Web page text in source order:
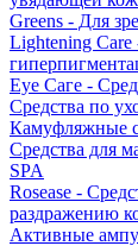
Greens - Для
Lightening
Eye Саге -
Средства по
Камуфляжные
Средства для
SPA
Rosease -
раздражению
Активные